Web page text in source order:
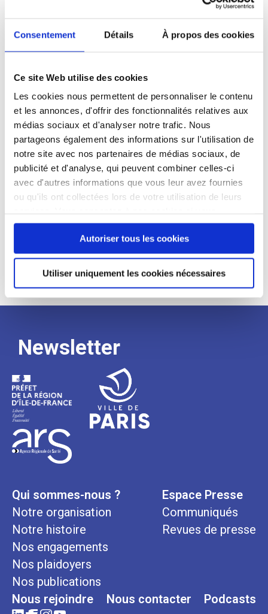
Consentement Détails À propos des cookies
Ce site Web utilise des cookies
Les cookies nous permettent de personnaliser le contenu
et les annonces, d'offrir des fonctionnalités relatives aux
médias sociaux et d'analyser notre trafic. Nous
partageons également des informations sur l'utilisation de
notre site avec nos partenaires de médias sociaux, de
publicité et d'analyse, qui peuvent combiner celles-ci
avec d'autres informations que vous leur avez fournies
ou qu'ils ont collectées lors de votre utilisation de leurs
continuez à utiliser notre site Web.
Autoriser tous les cookies
Utiliser uniquement les cookies nécessaires
Profil du
candidat
Qualifications et diplômes :
Profil recherché :
Processus
de
recrutement
Newsletter
Qui sommes-nous ?
Notre organisation
Notre histoire
Nos engagements
Nos plaidoyers
Nos publications
Espace Presse
Communiqués
Revues de presse
Nous rejoindre Nous contacter Podcasts